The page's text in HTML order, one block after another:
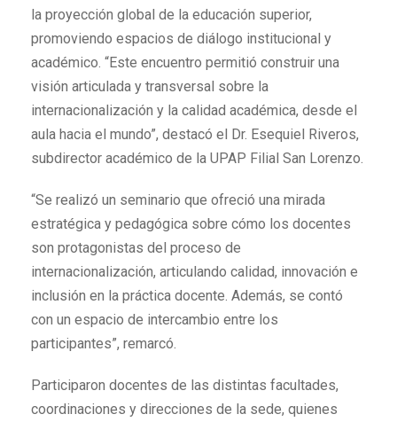
la proyección global de la educación superior,
promoviendo espacios de diálogo institucional y
académico. “Este encuentro permitió construir una
visión articulada y transversal sobre la
internacionalización y la calidad académica, desde el
aula hacia el mundo”, destacó el Dr. Esequiel Riveros,
subdirector académico de la UPAP Filial San Lorenzo.
“Se realizó un seminario que ofreció una mirada
estratégica y pedagógica sobre cómo los docentes
son protagonistas del proceso de
internacionalización, articulando calidad, innovación e
inclusión en la práctica docente. Además, se contó
con un espacio de intercambio entre los
participantes”, remarcó.
Participaron docentes de las distintas facultades,
coordinaciones y direcciones de la sede, quienes